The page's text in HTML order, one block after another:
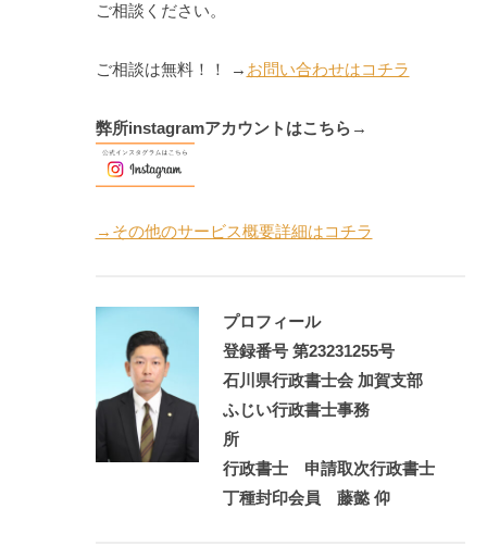
ご相談ください。
ご相談は無料！！ → お問い合わせはコチラ
弊所instagramアカウントはこちら →
→その他のサービス概要詳細はコチラ
プロフィール
登録番号 第23231255号
石川県行政書士会 加賀支部
ふじい行政書士事務
所
行政書士 申請取次行政書士
丁種封印会員 藤懿 仰